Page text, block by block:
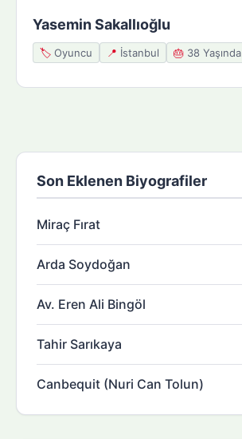
Yasemin Sakallıoğlu
🏷️ Oyuncu 📍 İstanbul 🎂 38 Yaşında
Son Eklenen Biyografiler
Miraç Fırat
Arda Soydoğan
Av. Eren Ali Bingöl
Tahir Sarıkaya
Canbequit (Nuri Can Tolun)